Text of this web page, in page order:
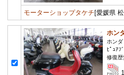
モーターショップタケチ [愛媛県
ホン
ホン
ﾋﾟｭｱﾌ
修復歴